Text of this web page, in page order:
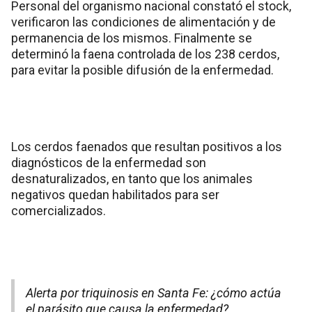
Personal del organismo nacional constató el stock,
verificaron las condiciones de alimentación y de
permanencia de los mismos. Finalmente se
determinó la faena controlada de los 238 cerdos,
para evitar la posible difusión de la enfermedad.
Los cerdos faenados que resultan positivos a los
diagnósticos de la enfermedad son
desnaturalizados, en tanto que los animales
negativos quedan habilitados para ser
comercializados.
Alerta por triquinosis en Santa Fe: ¿cómo actúa
el parásito que causa la enfermedad?